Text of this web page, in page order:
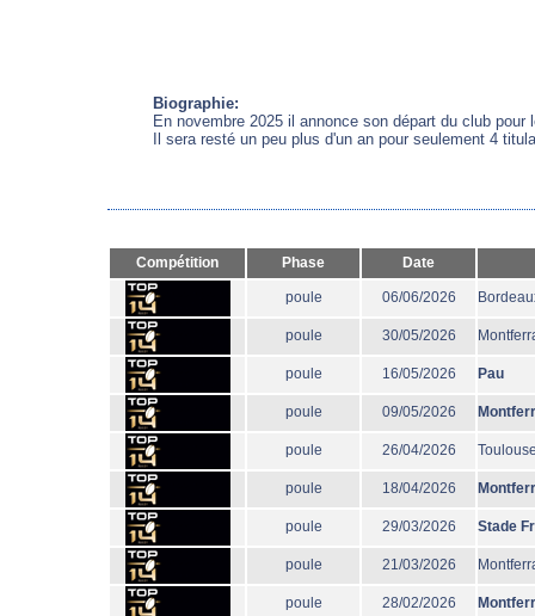
Biographie:
En novembre 2025 il annonce son départ du club pour
Il sera resté un peu plus d'un an pour seulement 4
Compétition Phase Date
poule 06/06/2026
poule 30/05/2026
poule 16/05/2026 Pau
poule 09/05/2026
poule 26/04/2026
poule 18/04/2026
poule 29/03/2026 Stade
poule 21/03/2026
poule 28/02/2026